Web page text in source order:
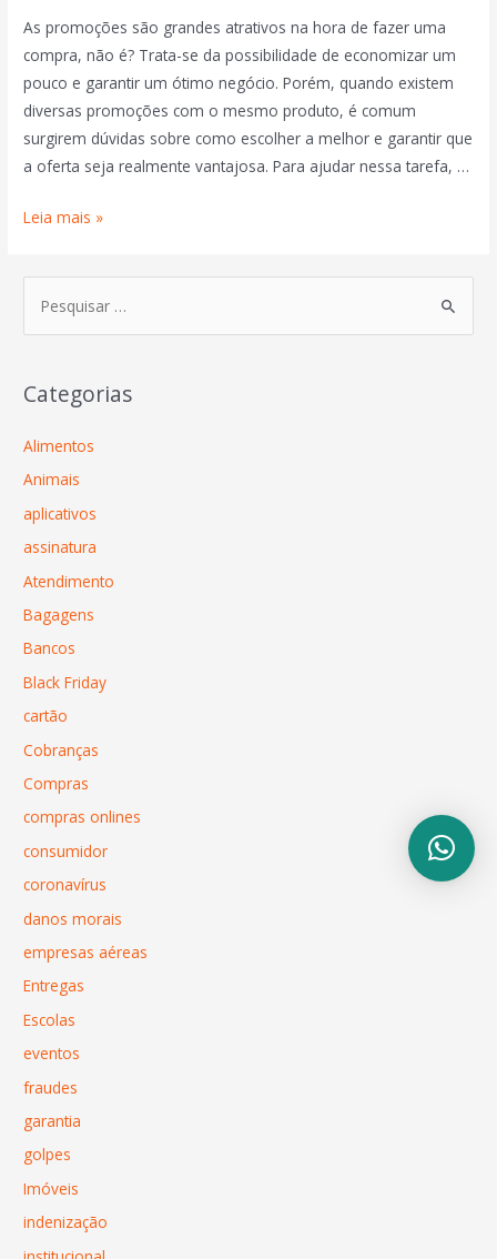
As promoções são grandes atrativos na hora de fazer uma
compra, não é? Trata-se da possibilidade de economizar um
pouco e garantir um ótimo negócio. Porém, quando existem
diversas promoções com o mesmo produto, é comum
surgirem dúvidas sobre como escolher a melhor e garantir que
a oferta seja realmente vantajosa. Para ajudar nessa tarefa, …
Leia mais »
Categorias
Alimentos
Animais
aplicativos
assinatura
Atendimento
Bagagens
Bancos
Black Friday
cartão
Cobranças
Compras
compras onlines
consumidor
coronavírus
danos morais
empresas aéreas
Entregas
Escolas
eventos
fraudes
garantia
golpes
Imóveis
indenização